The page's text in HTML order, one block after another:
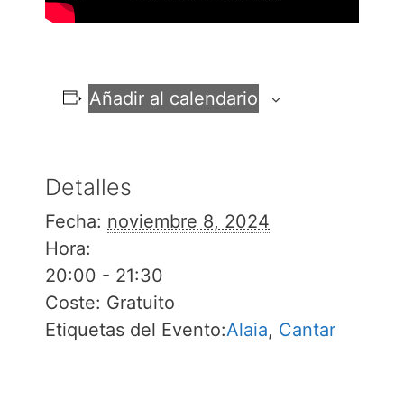
Añadir al calendario
Detalles
Fecha: noviembre 8, 2024
Hora:
20:00 - 21:30
Coste: Gratuito
Etiquetas del Evento:Alaia, Cantar